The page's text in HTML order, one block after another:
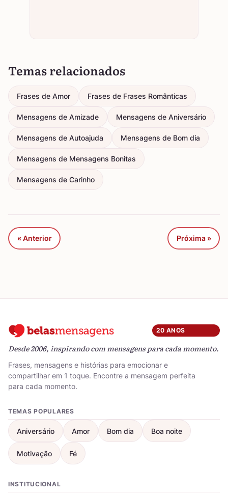
Temas relacionados
Frases de Amor Frases de Frases Românticas
Mensagens de Amizade Mensagens de Aniversário
Mensagens de Autoajuda Mensagens de Bom dia
Mensagens de Mensagens Bonitas
Mensagens de Carinho
« Anterior Próxima »
20 ANOS
Desde 2006, inspirando com mensagens para cada momento.
Frases, mensagens e histórias para emocionar e
compartilhar em 1 toque. Encontre a mensagem perfeita
para cada momento.
TEMAS POPULARES
Aniversário Amor Bom dia Boa noite
Motivação Fé
INSTITUCIONAL